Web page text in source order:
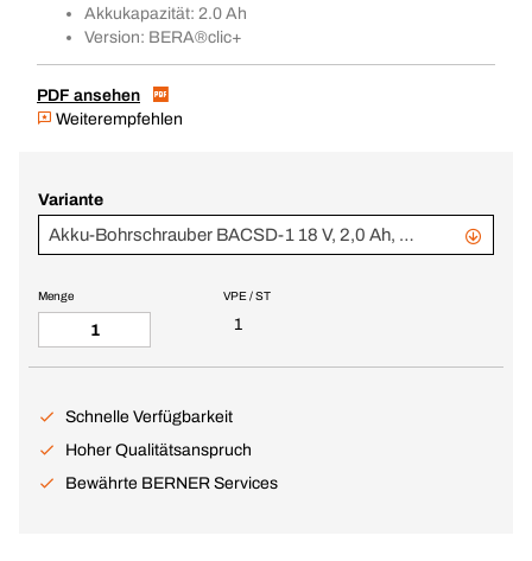
Akkukapazität: 2.0 Ah
Version: BERA®clic+
PDF ansehen
Weiterempfehlen
Variante
Akku-Bohrschrauber BACSD-1 18 V, 2,0 Ah, Li-Ion im BERA® CLIC+ Gr. 2
VPE / ST
1
Menge
Schnelle Verfügbarkeit
Hoher Qualitätsanspruch
Bewährte BERNER Services